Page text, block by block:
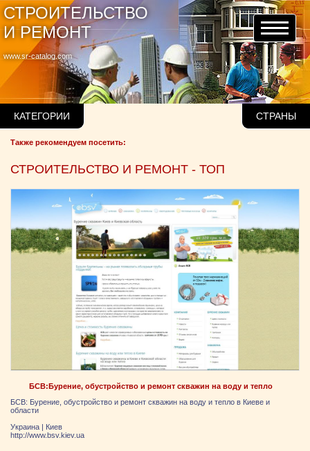
www.sr-catalog.com
СТРОИТЕЛЬСТВО
И РЕМОНТ
КАТЕГОРИИ СТРАНЫ
Также рекомендуем посетить:
СТРОИТЕЛЬСТВО И РЕМОНТ - ТОП
БСВ:Бурение, обустройство и ремонт скважин на воду и тепло
БСВ: Бурение, обустройство и ремонт скважин на воду и тепло в Киеве и
области
Украина
Киев
http://www.bsv.kiev.ua